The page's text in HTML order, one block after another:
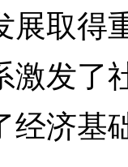
展取得
激发了
经济基